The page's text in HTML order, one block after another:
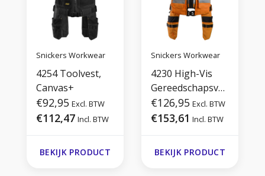
Snickers Workwear
4254 Toolvest,
Canvas+
€92,95 Excl. BTW
€112,47 Incl. BTW
BEKIJK PRODUCT
Snickers Workwear
4230 High-Vis
Gereedschapsves
t Klasse 1
€126,95 Excl. BTW
€153,61 Incl. BTW
BEKIJK PRODUCT